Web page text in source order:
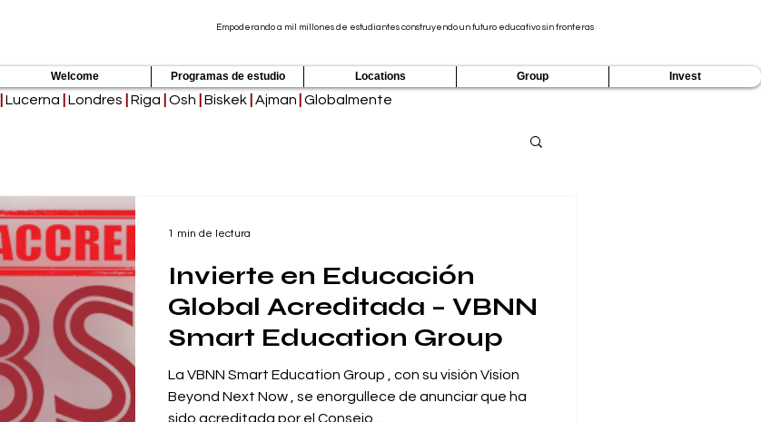
Empoderando a mil millones de estudiantes construyendo un futuro educativo sin fronteras
Welcome Programas de estudio Locations Group Invest
Lucerna Londres Riga Osh Biskek Ajman |Globalmente
Invierte en Educación
Global Acreditada – VBNN
Smart Education Group
La VBNN Smart Education Group , con su visión Vision
Beyond Next Now , se enorgullece de anunciar que ha
sido acreditada por el Consejo...
1 min de lectura